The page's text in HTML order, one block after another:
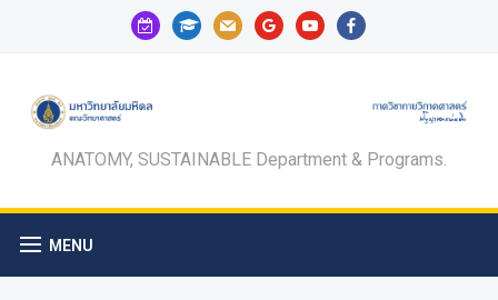
calendar-
check-
graduation-
cap
mail googleyoutubefacebook
ANATOMY, SUSTAINABLE Department & Programs.
MENU